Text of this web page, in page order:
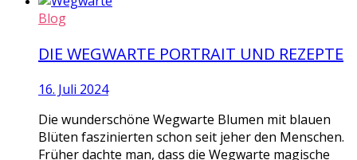
Blog
DIE WEGWARTE PORTRAIT UND REZEPTE
16. Juli 2024
Die wunderschöne Wegwarte Blumen mit blauen
Blüten faszinierten schon seit jeher den Menschen.
Früher dachte man, dass die Wegwarte magische